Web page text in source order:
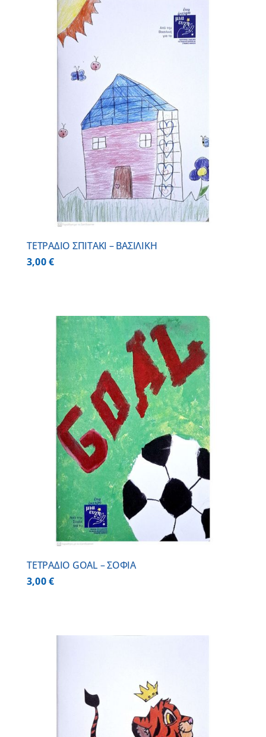
ΤΕΤΡΑΔΙΟ ΣΠΙΤΑΚΙ – ΒΑΣΙΛΙΚΗ
3,00€
ΤΕΤΡΑΔΙΟ GOAL – ΣΟΦΙΑ
3,00€